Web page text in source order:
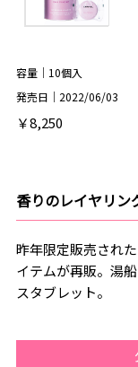
容量｜10個入
発売日｜2022/06/03
￥8,250
香りのレイヤリン
昨年限定販売され
イテムが再販。湯
スタブレット。